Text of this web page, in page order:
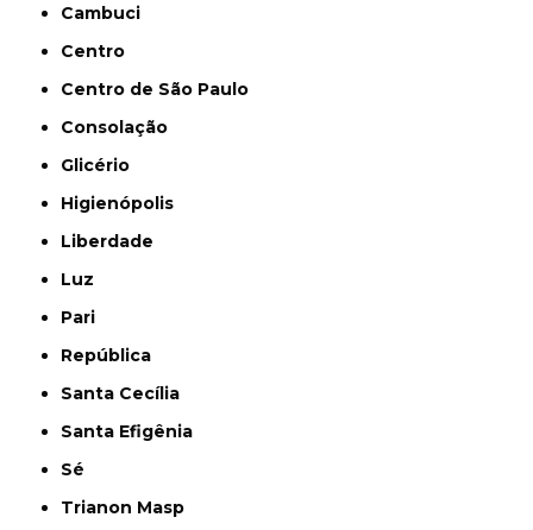
Cambuci
Centro
Centro de São Paulo
Consolação
Glicério
Higienópolis
Liberdade
Luz
Pari
República
Santa Cecília
Santa Efigênia
Sé
Trianon Masp